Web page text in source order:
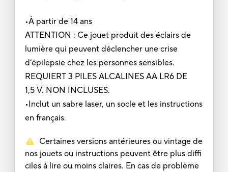
•À partir de 14 ans
ATTENTION : Ce jouet produit des éclairs de
lumière qui peuvent déclencher une crise
d’épilepsie chez les personnes sensibles.
REQUIERT 3 PILES ALCALINES AA LR6 DE
1,5 V. NON INCLUSES.
•Inclut un sabre laser, un socle et les instructions
en français.
Certaines versions antérieures ou vintage de
nos jouets ou instructions peuvent être plus diffi
ciles à lire ou moins claires. En cas de problème